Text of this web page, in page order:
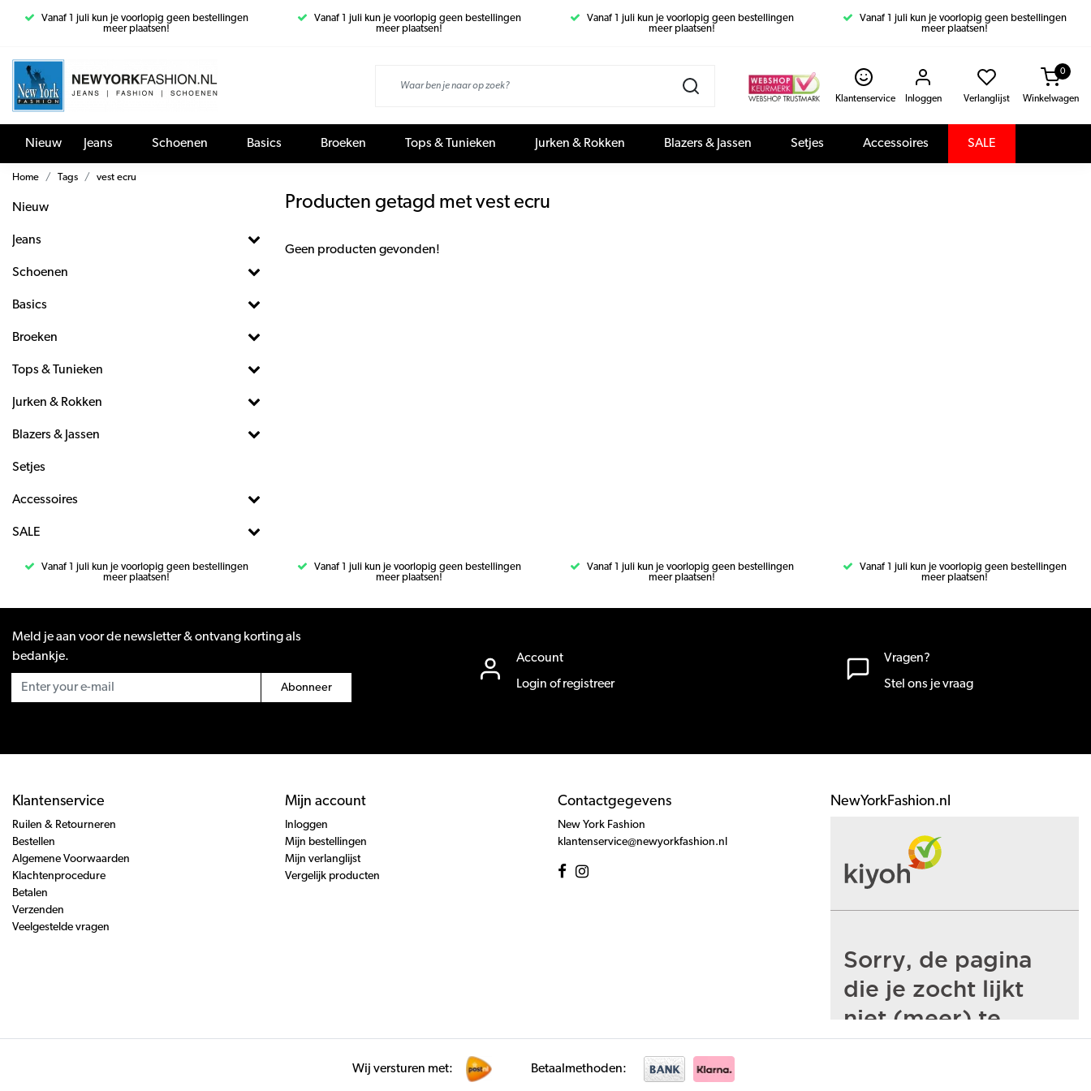
Vanaf 1 juli kun je voorlopig geen bestellingen
meer plaatsen!
Vanaf 1 juli kun je voorlopig geen bestellingen
meer plaatsen!
Vanaf 1 juli kun je voorlopig geen bestellingen
meer plaatsen!
Vanaf 1 juli kun je voorlopig geen bestellingen
meer plaatsen!
Klantenservice Inloggen Verlanglijst Winkelwagen
0
Nieuw Jeans Schoenen Basics Broeken Tops & Tunieken Jurken & Rokken Blazers & Jassen Setjes Accessoires SALE
Home Tags vest ecru
Nieuw
Jeans
Schoenen
Basics
Broeken
Tops & Tunieken
Jurken & Rokken
Blazers & Jassen
Setjes
Accessoires
SALE
Producten getagd met vest ecru
Geen producten gevonden!
Vanaf 1 juli kun je voorlopig geen bestellingen
meer plaatsen!
Vanaf 1 juli kun je voorlopig geen bestellingen
meer plaatsen!
Vanaf 1 juli kun je voorlopig geen bestellingen
meer plaatsen!
Vanaf 1 juli kun je voorlopig geen bestellingen
meer plaatsen!
Meld je aan voor de newsletter & ontvang korting als
bedankje.
Abonneer
Account
Login of registreer
Vragen?
Stel ons je vraag
Klantenservice
Ruilen & Retourneren
Bestellen
Algemene Voorwaarden
Klachtenprocedure
Betalen
Verzenden
Veelgestelde vragen
Mijn account
Inloggen
Mijn bestellingen
Mijn verlanglijst
Vergelijk producten
Contactgegevens
New York Fashion
klantenservice@newyorkfashion.nl
NewYorkFashion.nl
Wij versturen met: Betaalmethoden: